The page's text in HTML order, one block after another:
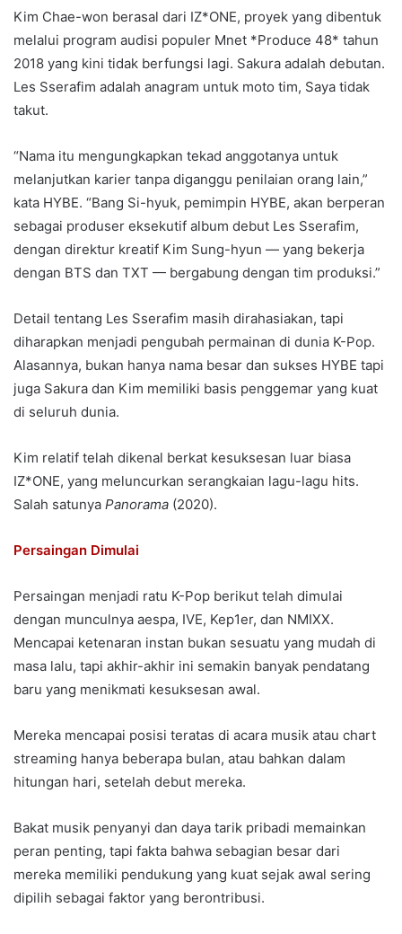
Kim Chae-won berasal dari IZ*ONE, proyek yang dibentuk
melalui program audisi populer Mnet *Produce 48* tahun
2018 yang kini tidak berfungsi lagi. Sakura adalah debutan.
Les Sserafim adalah anagram untuk moto tim, Saya tidak
takut.
“Nama itu mengungkapkan tekad anggotanya untuk
melanjutkan karier tanpa diganggu penilaian orang lain,”
kata HYBE. “Bang Si-hyuk, pemimpin HYBE, akan berperan
sebagai produser eksekutif album debut Les Sserafim,
dengan direktur kreatif Kim Sung-hyun — yang bekerja
dengan BTS dan TXT — bergabung dengan tim produksi.”
Detail tentang Les Sserafim masih dirahasiakan, tapi
diharapkan menjadi pengubah permainan di dunia K-Pop.
Alasannya, bukan hanya nama besar dan sukses HYBE tapi
juga Sakura dan Kim memiliki basis penggemar yang kuat
di seluruh dunia.
Kim relatif telah dikenal berkat kesuksesan luar biasa
IZ*ONE, yang meluncurkan serangkaian lagu-lagu hits.
Salah satunya Panorama (2020).
Persaingan Dimulai
Persaingan menjadi ratu K-Pop berikut telah dimulai
dengan munculnya aespa, IVE, Kep1er, dan NMIXX.
Mencapai ketenaran instan bukan sesuatu yang mudah di
masa lalu, tapi akhir-akhir ini semakin banyak pendatang
baru yang menikmati kesuksesan awal.
Mereka mencapai posisi teratas di acara musik atau chart
streaming hanya beberapa bulan, atau bahkan dalam
hitungan hari, setelah debut mereka.
Bakat musik penyanyi dan daya tarik pribadi memainkan
peran penting, tapi fakta bahwa sebagian besar dari
mereka memiliki pendukung yang kuat sejak awal sering
dipilih sebagai faktor yang berontribusi.